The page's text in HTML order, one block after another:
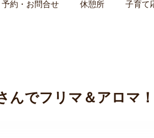
予約・お問合せ 休憩所 子育て
んでフリマ＆アロマ！